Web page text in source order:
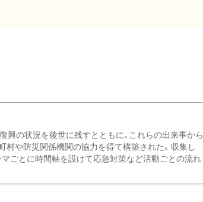
興の状況を後世に残すとともに、これらの出来事から
村や防災関係機関の協力を得て構築された。収集し
ごとに時間軸を設けて応急対策など活動ごとの流れ